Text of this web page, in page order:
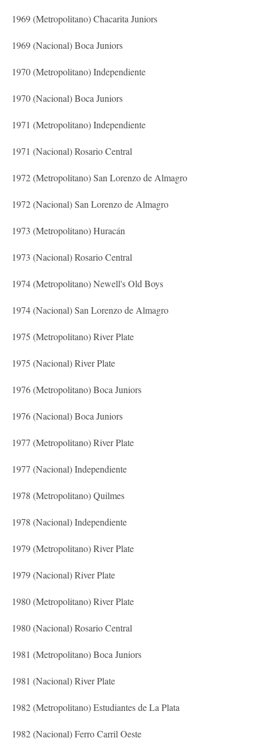
1969 (Metropolitano) Chacarita Juniors
1969 (Nacional) Boca Juniors
1970 (Metropolitano) Independiente
1970 (Nacional) Boca Juniors
1971 (Metropolitano) Independiente
1971 (Nacional) Rosario Central
1972 (Metropolitano) San Lorenzo de Almagro
1972 (Nacional) San Lorenzo de Almagro
1973 (Metropolitano) Huracán
1973 (Nacional) Rosario Central
1974 (Metropolitano) Newell's Old Boys
1974 (Nacional) San Lorenzo de Almagro
1975 (Metropolitano) River Plate
1975 (Nacional) River Plate
1976 (Metropolitano) Boca Juniors
1976 (Nacional) Boca Juniors
1977 (Metropolitano) River Plate
1977 (Nacional) Independiente
1978 (Metropolitano) Quilmes
1978 (Nacional) Independiente
1979 (Metropolitano) River Plate
1979 (Nacional) River Plate
1980 (Metropolitano) River Plate
1980 (Nacional) Rosario Central
1981 (Metropolitano) Boca Juniors
1981 (Nacional) River Plate
1982 (Metropolitano) Estudiantes de La Plata
1982 (Nacional) Ferro Carril Oeste